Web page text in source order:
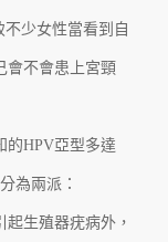
少女性當看到自
會不會患上宮頸
的HPV亞型多達
為兩派：
生殖器疣病外，